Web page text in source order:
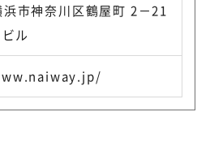
市神奈川区鶴屋町 2－21
ル